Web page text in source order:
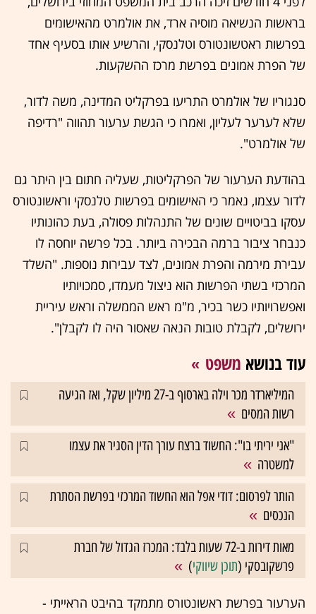
בראשות הנשיאה מוסיה ארד, את אולמרט מהאישומים
בפרשות ראטשונטורס וטלנסקי, והרשיע אותו בסעיף אחד
של הפרת אמונים בפרשת מרכז ההשקעות.
סנגוריו של אולמרט התריעו בפרקליט המדינה, משה לדור,
שלא לערער לעליון, ואמרו כי הגשת ערעור תהווה "רדיפה
של אולמרט".
בהודעת הערעור של הפרקליטות, שעליה חתום בין היתר גם
לדור עצמו, נאמר כי האישומים בפרשות טלנסקי וראשונטורס
עסקו בביטויים שונים של התנהלות פסולה, בעת כהונותיו
כנבחר ציבור ברמה הבכירה ביותר. בכל פרשה יוחסה לו
עבירת מירמה והפרת אמונים, לצד עבירות נוספות. "השלד
המרכזי בשתי הפרשות הוא ניצול מעמדו, סמכויותיו
ואפשרויותיו כשר בכיר, מ"מ ראש הממשלה וראש עיריית
ירושלים, לקבלת טובות הנאה שאסור היה לו לקבלן".
עוד בנושא משפט
המיליארדר מכר וילה בארסוף ב-27 מיליון שקל, ואז הגיעה
רשות המסים
"אני יריתי בו": החשוד ברצח עורך הדין הסגיר את עצמו
למשטרה
הותר לפרסום: דודי אפל הוא החשוד המרכזי בפרשת הסתרת
הנכסים
מאות דירות ב-72 שעות בלבד: המכרז הגדול של חברת
פרשקובסקי (תוכן שיווקי)
הערעור בפרשת ראשונטורס מתמקד בהיבט הראייתי -